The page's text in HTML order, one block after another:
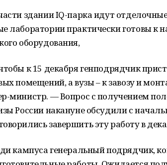
здании IQ-парка идут
лаборатории практически готовы к
оборудования,
к 15 декабря генподрядчик
помещений, а вузы – к завозу и
министр. — Вопрос с получением
России накануне обсудили с
завершить эту работу в
кампуса генеральный подрядчик,